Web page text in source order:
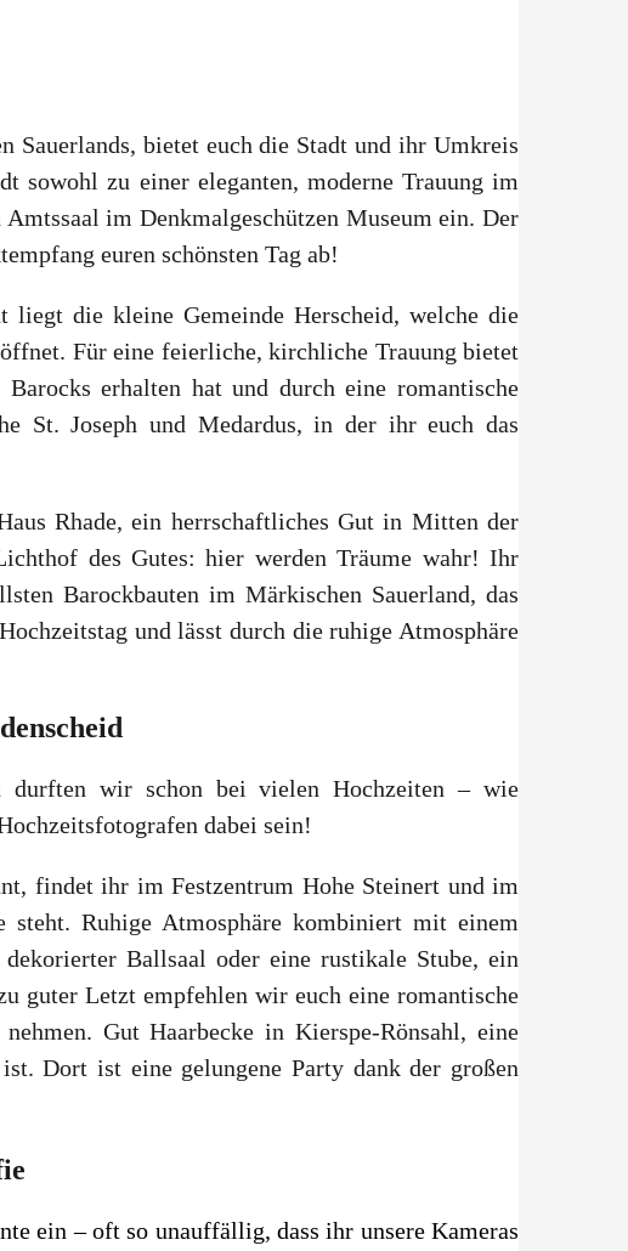
Sauerlands, bietet euch die Stadt und ihr Umkreis
sowohl zu einer eleganten, moderne Trauung im
im Denkmalgeschützen Museum ein. Der
euren schönsten Tag ab!
die kleine Gemeinde Herscheid, welche die
Für eine feierliche, kirchliche Trauung bietet
erhalten hat und durch eine romantische
St. Joseph und Medardus, in der ihr euch das
Rhade, ein herrschaftliches Gut in Mitten der
des Gutes: hier werden Träume wahr! Ihr
Barockbauten im Märkischen Sauerland, das
und lässt durch die ruhige Atmosphäre
durften wir schon bei vielen Hochzeiten – wie
dabei sein!
findet ihr im Festzentrum Hohe Steinert und im
steht. Ruhige Atmosphäre kombiniert mit einem
Ballsaal oder eine rustikale Stube, ein
guter Letzt empfehlen wir euch eine romantische
Gut Haarbecke in Kierspe-Rönsahl, eine
Dort ist eine gelungene Party dank der großen
ein – oft so unauffällig, dass ihr unsere Kameras